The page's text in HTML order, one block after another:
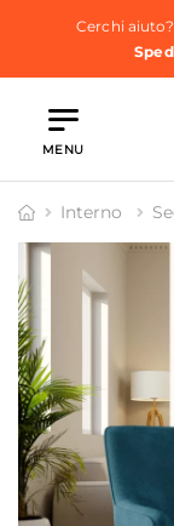
Cerchi aiuto?
MENU
Interno